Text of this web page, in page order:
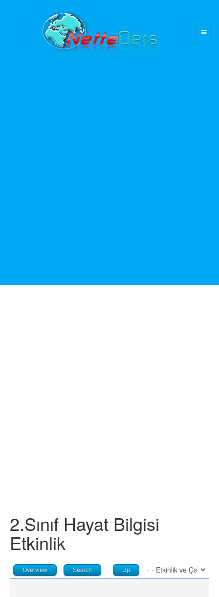
2.Sınıf Hayat Bilgisi
Etkinlik
Overview Search Up